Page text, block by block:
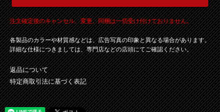
注文確定後のキャンセル、変更、同梱は一切受け付けておりません。
各製品のカラーや材質感などは、広告写真の印象と異なる場合があります。
詳細な仕様につきましては、専門店などの店頭にてご確認ください。
返品について
特定商取引法に基づく表記